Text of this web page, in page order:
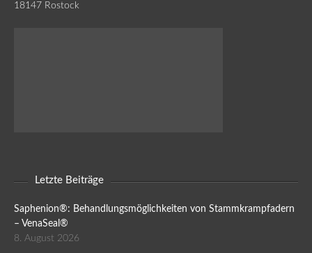
18147 Rostock
Letzte Beiträge
Saphenion®: Behandlungsmöglichkeiten von Stammkrampfadern
– VenaSeal®
8. August 2026